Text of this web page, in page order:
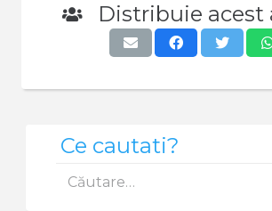
Distribuie acest
Ce cautati?
după: